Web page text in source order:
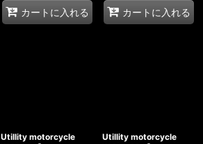
カートに入れる カートに入れる
Utillity motorcycle
Utillity motorcycle